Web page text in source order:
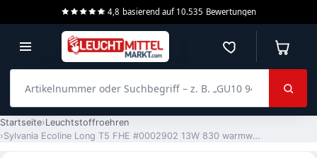
4,8 basierend auf 10.535 Bewertungen
Merkzettel
Startseite Leuchtstoffroehren
Sylvania Ecoline Long T5 FHE #0002902 13W 830 warmweiß 1150lm G5 549mm dimmbar